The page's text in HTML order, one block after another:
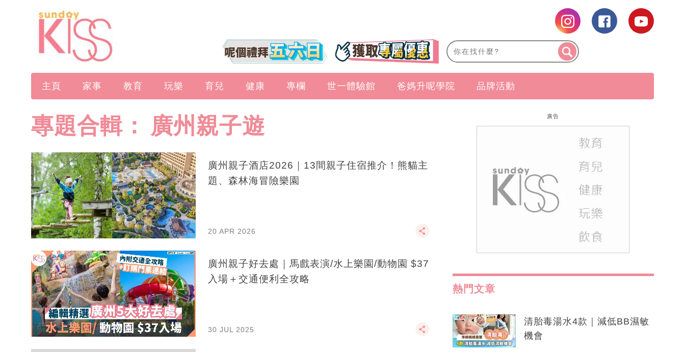
主頁 家事 教育 玩樂 育兒 健康 專欄 世一體驗館 爸媽升呢學院 品牌活動
專題合輯： 廣州親子遊
廣州親子酒店2026｜13間親子住宿推介！熊貓主
題、森林海冒險樂園
20 APR 2026
廣州親子好去處｜馬戲表演/水上樂園/動物園 $37
入場＋交通便利全攻略
30 JUL 2025
廣告
熱門文章
清胎毒湯水4款｜減低BB濕敏
機會